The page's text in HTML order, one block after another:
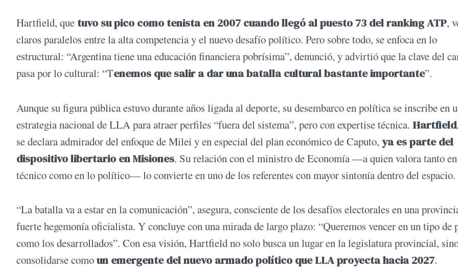
Hartfield, quetuvo su pico como tenista en 2007 cuando llegó al puesto 73 del ranking ATP,
claros paralelos entre la alta competencia y el nuevo desafío político. Pero sobre todo, se enfoca en lo
estructural: “Argentina tiene una educación financiera pobrísima”, denunció, y advirtió que la clave del
pasa por lo cultural: “Tenemos que salir a dar una batalla cultural bastante importante”.
Aunque su figura pública estuvo durante años ligada al deporte, su desembarco en política se inscribe en
estrategia nacional de LLA para atraer perfiles “fuera del sistema”, pero con expertise técnica. Hartfield
se declara admirador del enfoque de Milei y en especial del plan económico de Caputo, ya es parte del
dispositivo libertario en Misiones. Su relación con el ministro de Economía —a quien valora tanto
técnico como en lo político— lo convierte en uno de los referentes con mayor sintonía dentro del espacio.
“La batalla va a estar en la comunicación”, asegura, consciente de los desafíos electorales en una
fuerte hegemonía oficialista. Y concluye con una mirada de largo plazo: “Queremos vencer en un tipo de
como los desarrollados”. Con esa visión, Hartfield no solo busca un lugar en la legislatura provincial,
consolidarse comoun emergente del nuevo armado político que LLA proyecta hacia 2027.